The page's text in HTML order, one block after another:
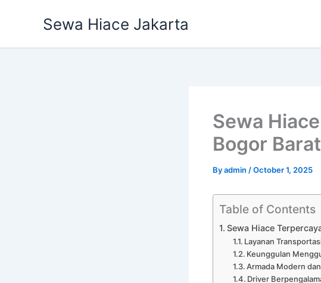
Sewa Hiace Jakarta
Sewa
Bogor
Byadmin /October 1, 2025
Table of Contents
Sewa Hiace
Layanan
Keunggulan
Armada Modern
Driver